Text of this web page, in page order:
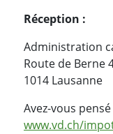
Réception :
Administration
Route de Berne
1014 Lausanne
Avez-vous
www.vd.ch/